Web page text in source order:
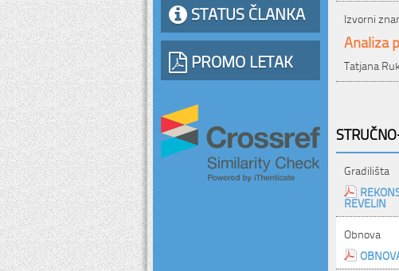
STATUS ČLANKA
PROMO LETAK
Izvorni
Analiza
Tatjana
Gradilišta
REVELIN
Obnova